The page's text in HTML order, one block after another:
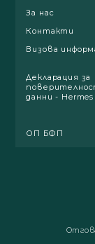
За нас
Контакти
Визова
Декларация за
данни -
ОП БФП